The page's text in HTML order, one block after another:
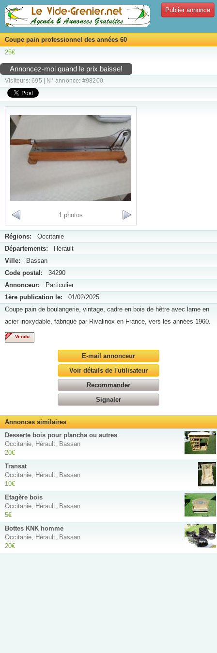
Publier annonce
Coupe pain professionnel des années 60
25€
Annoncez-moi quand le prix baisse!
Visiteurs: 695 | N° annonce: #98200
1 photos
Régions: Occitanie
Départements: Hérault
Ville: Bassan
Code postal: 34290
Annonceur: Particulier
1ère publication le: 01/02/2025
Coupe pain de boulangerie, vintage, cadre en bois de hêtre avec lame en
acier inoxydable, fabriqué par Rivalinox en France, vers les années 1960.
Vendu
E-mail annonceur
Voir détails de l'utilisateur
Recommander
Signaler
Annonces similaires
Desserte bois pour plancha ou autres
Occitanie, Hérault, Bassan
20€
Transat
Occitanie, Hérault, Bassan
10€
Etagère bois
Occitanie, Hérault, Bassan
5€
Bottes KNK homme
Occitanie, Hérault, Bassan
20€